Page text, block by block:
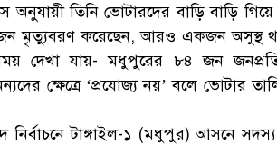
অনুযায়ী তিনি ভোটারদের বাড়ি বাড়ি
মৃত্যুবরণ করেছেন, আরও একজন অসুস্থ
সময় দেখা যায়- মধুপুরের ৮৪ জন
ক্ষেত্রে ‘প্রযোজ্য নয়’ বলে ভোটার
নির্বাচনে টাঙ্গাইল-১ (মধুপুর) আসনে